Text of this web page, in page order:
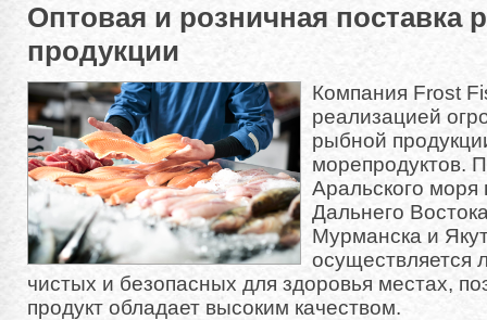
Оптовая и розничная поставка
продукции
Компания Frost
реализацией
рыбной
морепродуктов.
Аральского моря
Дальнего
Мурманска и
осуществляется
чистых и безопасных для здоровья местах,
продукт обладает высоким качеством.